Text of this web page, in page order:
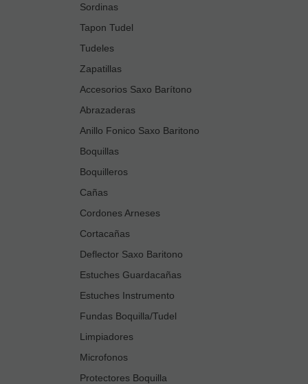
Sordinas
Tapon Tudel
Tudeles
Zapatillas
Accesorios Saxo Barítono
Abrazaderas
Anillo Fonico Saxo Baritono
Boquillas
Boquilleros
Cañas
Cordones Arneses
Cortacañas
Deflector Saxo Baritono
Estuches Guardacañas
Estuches Instrumento
Fundas Boquilla/Tudel
Limpiadores
Microfonos
Protectores Boquilla